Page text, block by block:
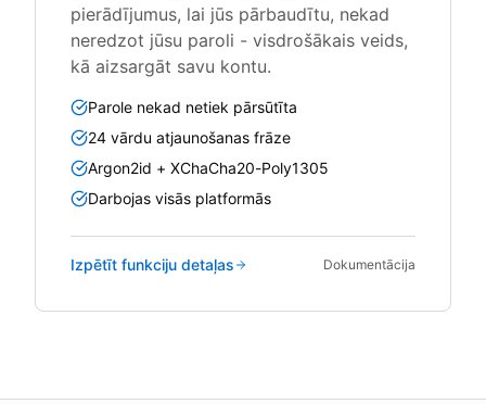
pierādījumus, lai jūs pārbaudītu, nekad
neredzot jūsu paroli - visdrošākais veids,
kā aizsargāt savu kontu.
Parole nekad netiek pārsūtīta
24 vārdu atjaunošanas frāze
Argon2id + XChaCha20-Poly1305
Darbojas visās platformās
Izpētīt funkciju detaļas Dokumentācija